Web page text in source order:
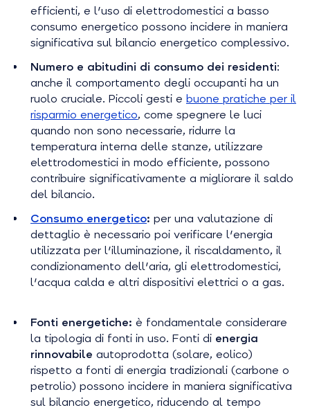
efficienti, e l'uso di elettrodomestici a basso
consumo energetico possono incidere in maniera
significativa sul bilancio energetico complessivo.
Numero e abitudini di consumo dei residenti:
anche il comportamento degli occupanti ha un
ruolo cruciale. Piccoli gesti e buone pratiche per il
risparmio energetico, come spegnere le luci
quando non sono necessarie, ridurre la
temperatura interna delle stanze, utilizzare
elettrodomestici in modo efficiente, possono
contribuire significativamente a migliorare il saldo
del bilancio.
Consumo energetico: per una valutazione di
dettaglio è necessario poi verificare l'energia
utilizzata per l'illuminazione, il riscaldamento, il
condizionamento dell'aria, gli elettrodomestici,
l'acqua calda e altri dispositivi elettrici o a gas.
Fonti energetiche: è fondamentale considerare
la tipologia di fonti in uso. Fonti di energia
rinnovabile autoprodotta (solare, eolico)
rispetto a fonti di energia tradizionali (carbone o
petrolio) possono incidere in maniera significativa
sul bilancio energetico, riducendo al tempo